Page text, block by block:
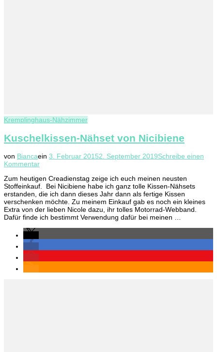
Kremplinghaus-Nähzimmer
Kuschelkissen-Nähset von Nicibiene
von Biancaein 3. Februar 20152. September 2019Schreibe einen
Kommentarzu
Nähset
von
Nicibiene
Zum heutigen Creadienstag zeige ich euch meinen neusten
Stoffeinkauf. Bei Nicibiene habe ich ganz tolle Kissen-Nähsets
erstanden, die ich dann dieses Jahr dann als fertige Kissen
verschenken möchte. Zu meinem Einkauf gab es noch ein kleines
Extra von der lieben Nicole dazu, ihr tolles Motorrad-Webband.
Dafür finde ich bestimmt Verwendung dafür bei meinen …